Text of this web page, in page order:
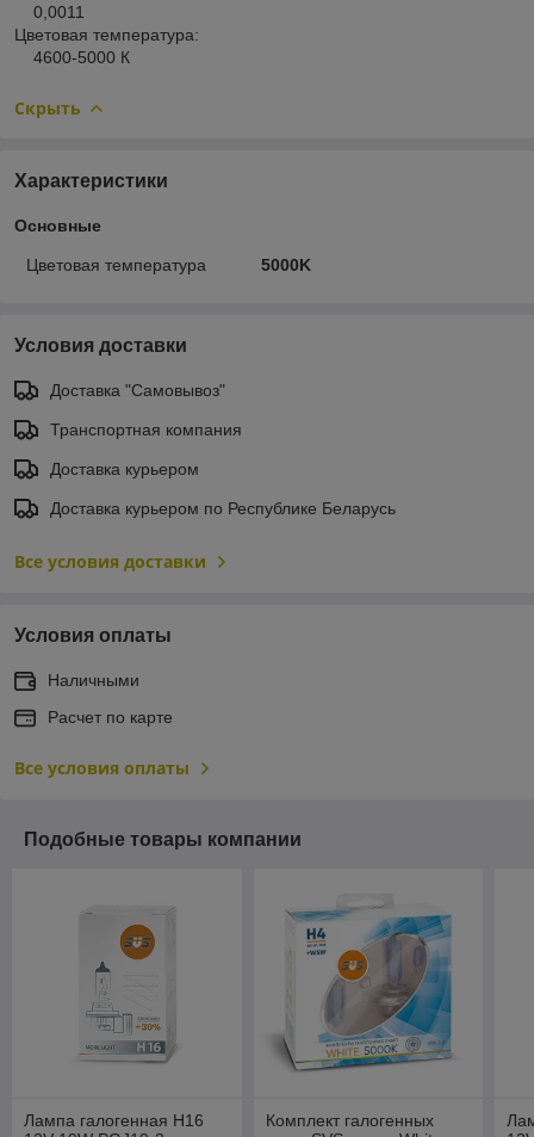
0,0011
Цветовая температура:
4600-5000 К
Скрыть
Характеристики
Основные
Цветовая температура 5000K
Условия доставки
Доставка "Самовывоз"
Транспортная компания
Доставка курьером
Доставка курьером по Республике Беларусь
Все условия доставки
Условия оплаты
Наличными
Расчет по карте
Все условия оплаты
Подобные товары компании
Лампа галогенная H16
Комплект галогенных